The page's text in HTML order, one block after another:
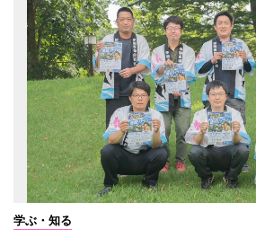
学ぶ・知る